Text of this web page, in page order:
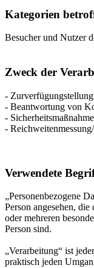
Kategorien
Besucher und Nutzer
Zweck der
-
- Beantwortung von
-
-
Verwendete
„Personenbezogene
Person angesehen,
oder mehreren
Person sind.
„Verarbeitung“ ist
praktisch jeden